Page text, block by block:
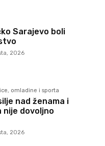
Sarajevo boli
2026
omladine i sporta
nad ženama i
nije dovoljno
2026